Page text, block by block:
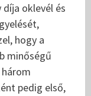
oklevél és
hogy a
minőségű
pedig első,